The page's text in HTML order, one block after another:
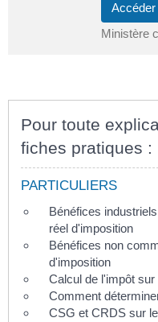
Ministère
Pour toute
fiches pratiques :
PARTICULIERS
Bénéfices
réel d'imposition
Bénéfices non
d'imposition
Calcul de l'impôt
Comment
CSG et CRDS sur